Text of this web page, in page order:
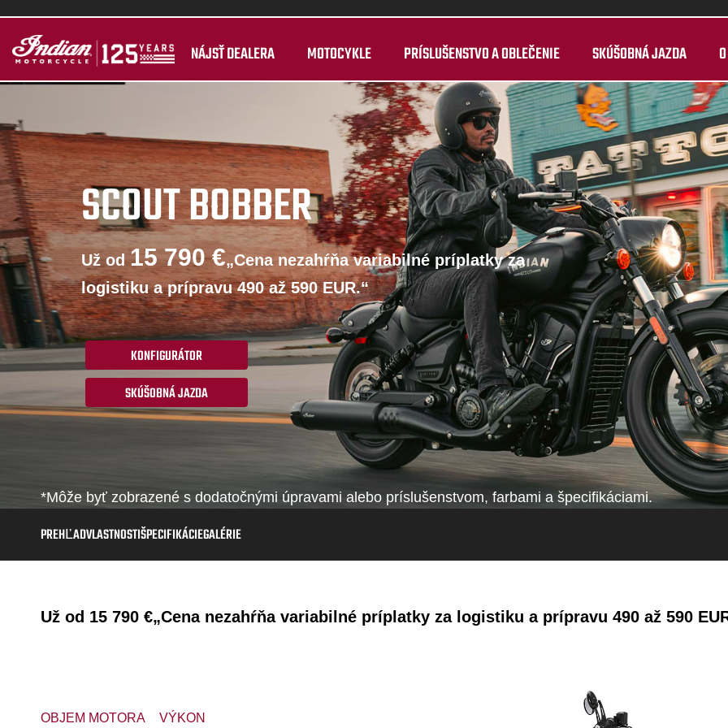
NÁJSŤ DEALERA MOTOCYKLE PRÍSLUŠENSTVO A OBLEČENIE SKÚŠOBNÁ JAZDA
SCOUT BOBBER
Už od15 790 €„Cena nezahŕňa variabilné príplatky za
logistiku a prípravu 490 až 590 EUR.“
KONFIGURÁTOR
SKÚŠOBNÁ JAZDA
*Môže byť zobrazené s dodatočnými úpravami alebo príslušenstvom, farbami a špecifikáciami.
PREHĽADVLASTNOSTIŠPECIFIKÁCIEGALÉRIE
Už od 15 790 €„Cena nezahŕňa variabilné príplatky za logistiku a prípravu 490 až 590
OBJEM MOTORA VÝKON